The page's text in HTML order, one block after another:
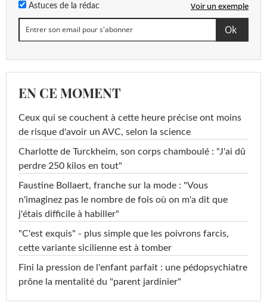
Astuces de la rédac Voir un exemple
EN CE MOMENT
Ceux qui se couchent à cette heure précise ont moins
de risque d'avoir un AVC, selon la science
Charlotte de Turckheim, son corps chamboulé : "J'ai dû
perdre 250 kilos en tout"
Faustine Bollaert, franche sur la mode : "Vous
n'imaginez pas le nombre de fois où on m'a dit que
j'étais difficile à habiller"
"C'est exquis" - plus simple que les poivrons farcis,
cette variante sicilienne est à tomber
Fini la pression de l'enfant parfait : une pédopsychiatre
prône la mentalité du "parent jardinier"